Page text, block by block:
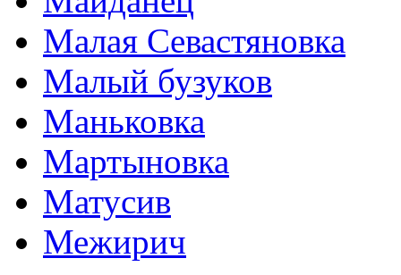
Малая Севастяновка
Малый бузуков
Маньковка
Мартыновка
Матусив
Межирич